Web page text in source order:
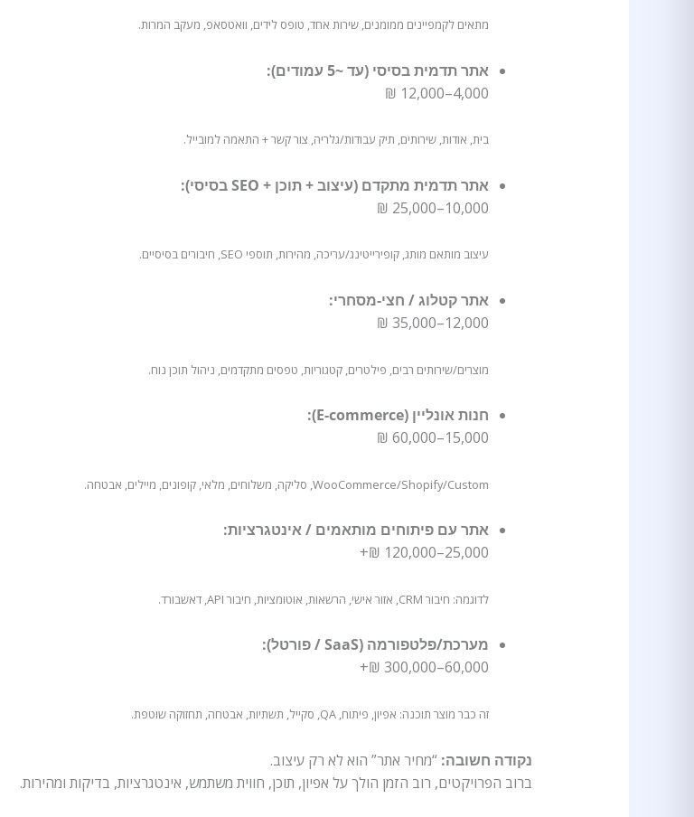
מתאים לקמפיינים ממומנים, שירות אחד, טופס לידים, וואטסאפ, מעקב המרות.
אתר תדמית בסיסי (עד ~5 עמודים):
4,000–12,000 ₪
בית, אודות, שירותים, תיק עבודות/גלריה, צור קשר + התאמה למובייל.
אתר תדמית מתקדם (עיצוב + תוכן + SEO בסיסי):
10,000–25,000 ₪
עיצוב מותאם מותג, קופירייטינג/עריכה, מהירות, תוספי SEO, חיבורים בסיסיים.
אתר קטלוג / חצי-מסחרי:
12,000–35,000 ₪
מוצרים/שירותים רבים, פילטרים, קטגוריות, טפסים מתקדמים, ניהול תוכן נוח.
חנות אונליין (E-commerce):
15,000–60,000 ₪
WooCommerce/Shopify/Custom, סליקה, משלוחים, מלאי, קופונים, מיילים, אבטחה.
אתר עם פיתוחים מותאמים / אינטגרציות:
25,000–120,000 ₪+
לדוגמה: חיבור CRM, אזור אישי, הרשאות, אוטומציות, חיבור API, דאשבורד.
מערכת/פלטפורמה (SaaS / פורטל):
60,000–300,000 ₪+
זה כבר מוצר תוכנה: אפיון, פיתוח, QA, סקייל, תשתיות, אבטחה, תחזוקה שוטפת.
נקודה חשובה: “מחיר אתר” הוא לא רק עיצוב.
ברוב הפרויקטים, רוב הזמן הולך על אפיון, תוכן, חווית משתמש, אינטגרציות, בדיקות ומהירות.